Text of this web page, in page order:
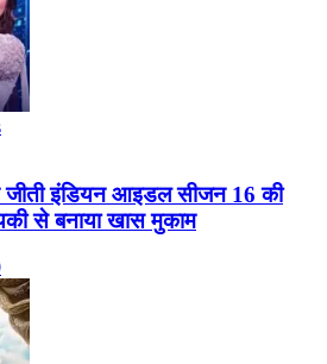
जीती इंडियन आइडल सीजन 16 की
से बनाया खास मुकाम